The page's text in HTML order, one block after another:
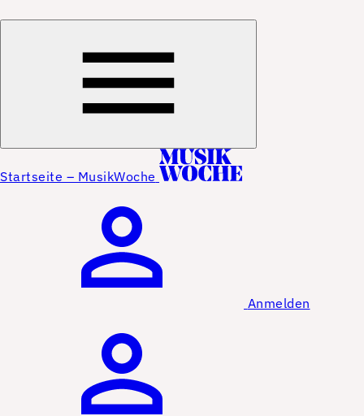
Startseite – MusikWoche
Anmelden